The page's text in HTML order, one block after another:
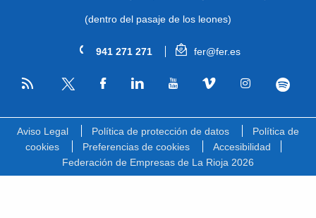
(dentro del pasaje de los leones)
941 271 271 fer@fer.es
RSS
Aviso Legal Política de protección de datos
Política de
cookies
Preferencias de cookies
Accesibilidad
Federación de Empresas de La Rioja 2026